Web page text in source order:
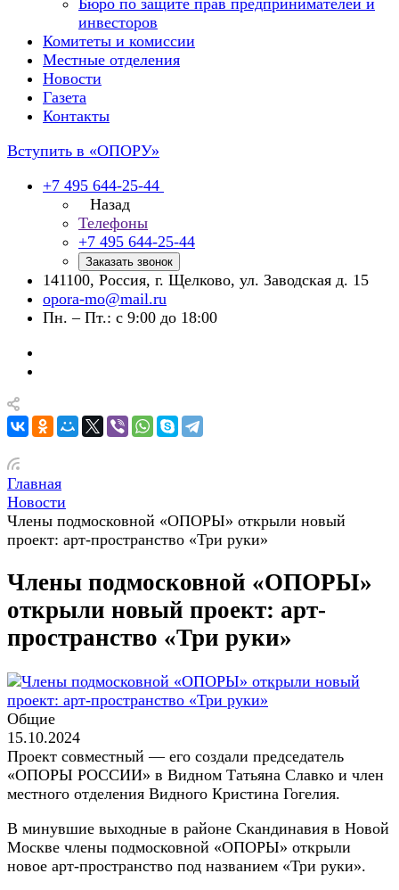
Бюро по защите прав предпринимателей и
инвесторов
Комитеты и комиссии
Местные отделения
Новости
Газета
Контакты
Вступить в «ОПОРУ»
+7 495 644-25-44
Назад
Телефоны
+7 495 644-25-44
Заказать звонок
141100, Россия, г. Щелково, ул. Заводская д. 15
opora-mo@mail.ru
Пн. – Пт.: с 9:00 до 18:00
Главная
Новости
Члены подмосковной «ОПОРЫ» открыли новый
проект: арт-пространство «Три руки»
Члены подмосковной «ОПОРЫ»
открыли новый проект: арт-
пространство «Три руки»
Общие
15.10.2024
Проект совместный — его создали председатель
«ОПОРЫ РОССИИ» в Видном Татьяна Славко и член
местного отделения Видного Кристина Гогелия.
В минувшие выходные в районе Скандинавия в Новой
Москве члены подмосковной «ОПОРЫ» открыли
новое арт-пространство под названием «Три руки».